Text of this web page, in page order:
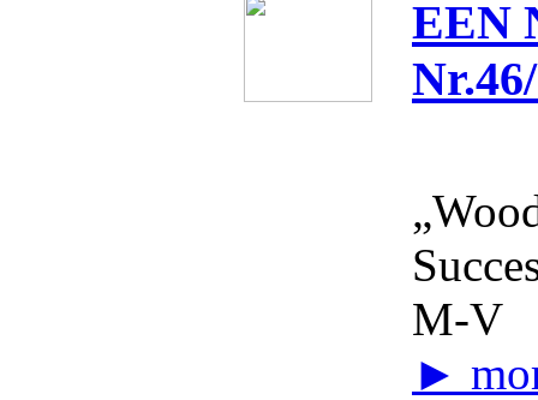
EEN
M-V
►